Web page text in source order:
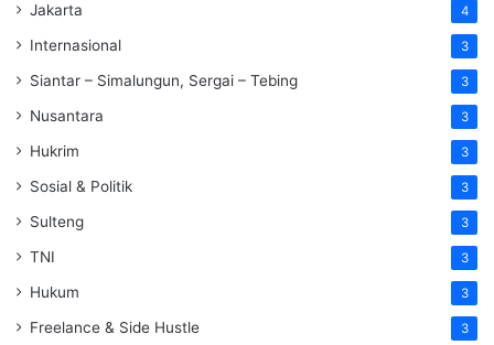
Jakarta 4
Internasional 3
Siantar – Simalungun, Sergai – Tebing 3
Nusantara 3
Hukrim 3
Sosial & Politik 3
Sulteng 3
TNI 3
Hukum 3
Freelance & Side Hustle 3